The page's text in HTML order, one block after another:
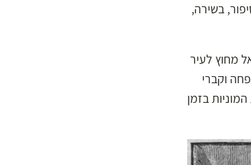
בשירה,
מחוץ לעיר
וקברי
בזמן